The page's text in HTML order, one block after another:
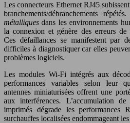
Les connecteurs Ethernet RJ45
branchements/débranchements répétés.
métalliquesdans les environnements
la connexion et génère des erreurs de
Ces défaillances se manifestent par
difficiles à diagnostiquer car elles
problèmes logiciels.
Les modules Wi-Fi intégrés aux
performances variables selon leur
antennes miniaturisées offrent une
aux interférences. L’accumulation
imprimés dégrade les performances
surchauffes localisées endommageant